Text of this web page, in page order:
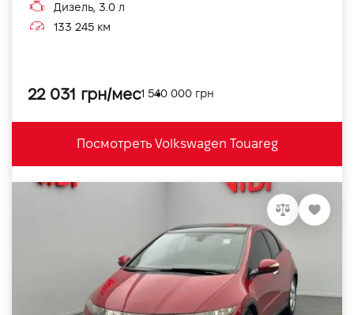
Дизель, 3.0 л
133 245 км
22 031 грн/мес1 540 000 грн
Посмотреть Volkswagen Touareg